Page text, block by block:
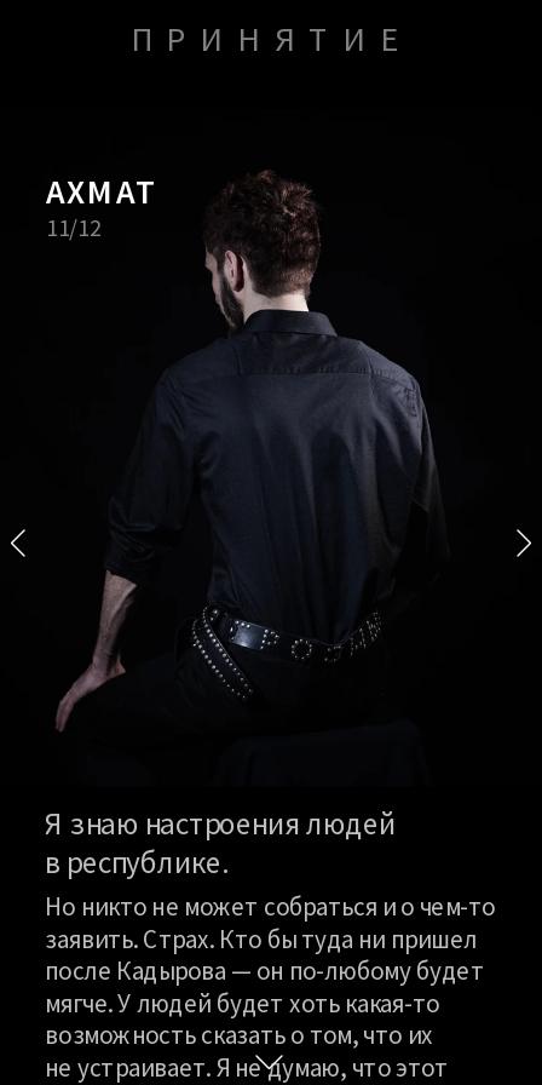
ПРИНЯТИЕ
АХМАТ
11/12
Я знаю настроения людей
в республике.
Но никто не может собраться и о чем-то
заявить. Страх. Кто бы туда ни пришел
после Кадырова — он по-любому будет
мягче. У людей будет хоть какая-то
возможность сказать о том, что их
не устраивает. Я не думаю, что этот
Лапунов